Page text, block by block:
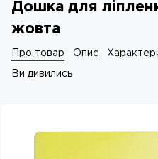
Дошка для
жовта
Про товар Опис
Ви дивились